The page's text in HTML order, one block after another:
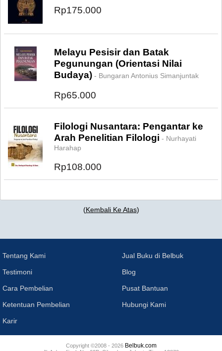
Rp175.000
Melayu Pesisir dan Batak
Pegunungan (Orientasi Nilai
Budaya) - Bungaran Antonius Simanjuntak
Rp65.000
Filologi Nusantara: Pengantar ke
Arah Penelitian Filologi - Nurhayati
Harahap
Rp108.000
(Kembali Ke Atas)
Tentang Kami
Testimoni
Cara Pembelian
Ketentuan Pembelian
Karir
Jual Buku di Belbuk
Blog
Pusat Bantuan
Hubungi Kami
Copyright ©2008 - 2026 Belbuk.com